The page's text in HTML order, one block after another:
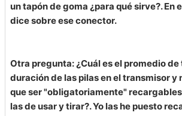
un tapón de goma ¿para qué sirve?. En
dice sobre ese conector.
Otra pregunta: ¿Cuál es el promedio
duración de las pilas en el transmisor y
que ser "obligatoriamente"
las de usar y tirar?. Yo las he puesto